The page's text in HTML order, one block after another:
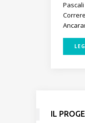
Pascali
IL